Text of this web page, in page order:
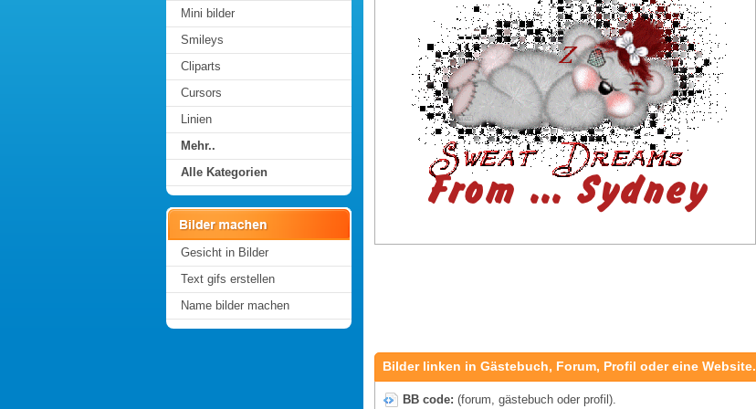
Mini bilder
Smileys
Cliparts
Cursors
Linien
Mehr..
Alle Kategorien
Gesicht in Bilder
Text gifs erstellen
Name bilder machen
Bilder linken in Gästebuch, Forum, Profil oder eine Website.
BB code: (forum, gästebuch oder profil).